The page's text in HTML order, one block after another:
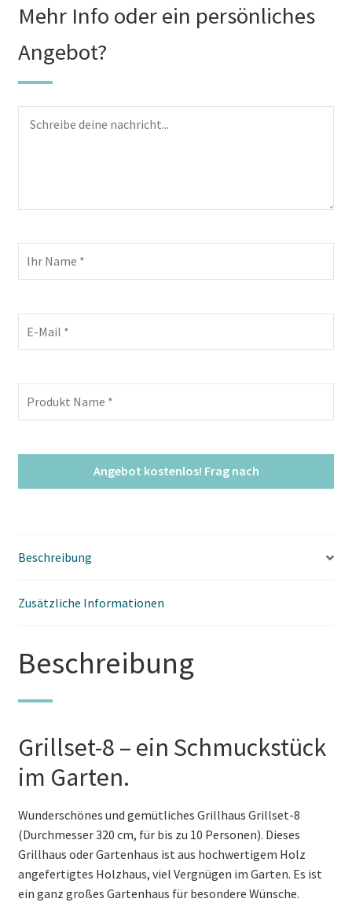
Mehr Info oder ein persönliches
Angebot?
Beschreibung
Zusätzliche Informationen
Beschreibung
Grillset-8 – ein Schmuckstück
im Garten.
Wunderschönes und gemütliches Grillhaus Grillset-8
(Durchmesser 320 cm, für bis zu 10 Personen). Dieses
Grillhaus oder Gartenhaus ist aus hochwertigem Holz
angefertigtes Holzhaus, viel Vergnügen im Garten. Es ist
ein ganz großes Gartenhaus für besondere Wünsche.